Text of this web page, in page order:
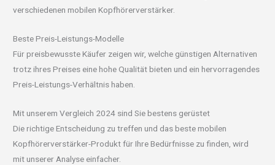
verschiedenen mobilen Kopfhörerverstärker.
Beste Preis-Leistungs-Modelle
Für preisbewusste Käufer zeigen wir, welche günstigen Alternativen
trotz ihres Preises eine hohe Qualität bieten und ein hervorragendes
Preis-Leistungs-Verhältnis haben.
Mit unserem Vergleich 2024 sind Sie bestens gerüstet
Die richtige Entscheidung zu treffen und das beste mobilen
Kopfhörerverstärker-Produkt für Ihre Bedürfnisse zu finden, wird
mit unserer Analyse einfacher.